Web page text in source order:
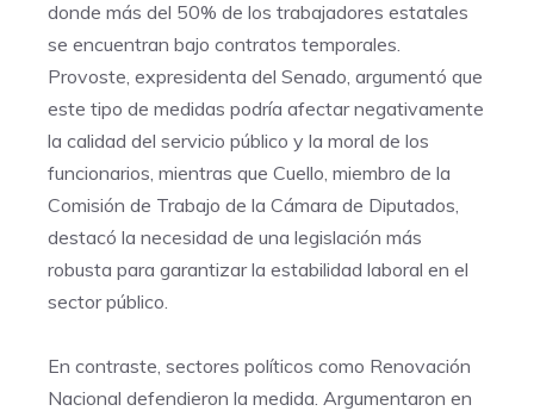
donde más del 50% de los trabajadores estatales
se encuentran bajo contratos temporales.
Provoste, expresidenta del Senado, argumentó que
este tipo de medidas podría afectar negativamente
la calidad del servicio público y la moral de los
funcionarios, mientras que Cuello, miembro de la
Comisión de Trabajo de la Cámara de Diputados,
destacó la necesidad de una legislación más
robusta para garantizar la estabilidad laboral en el
sector público.
En contraste, sectores políticos como Renovación
Nacional defendieron la medida. Argumentaron en